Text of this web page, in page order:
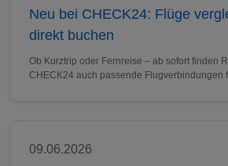
Neu bei CHECK24: Flüge
direkt buchen
Ob Kurztrip oder Fernreise – ab sofort finden
CHECK24 auch passende Flugverbindungen
09.06.2026